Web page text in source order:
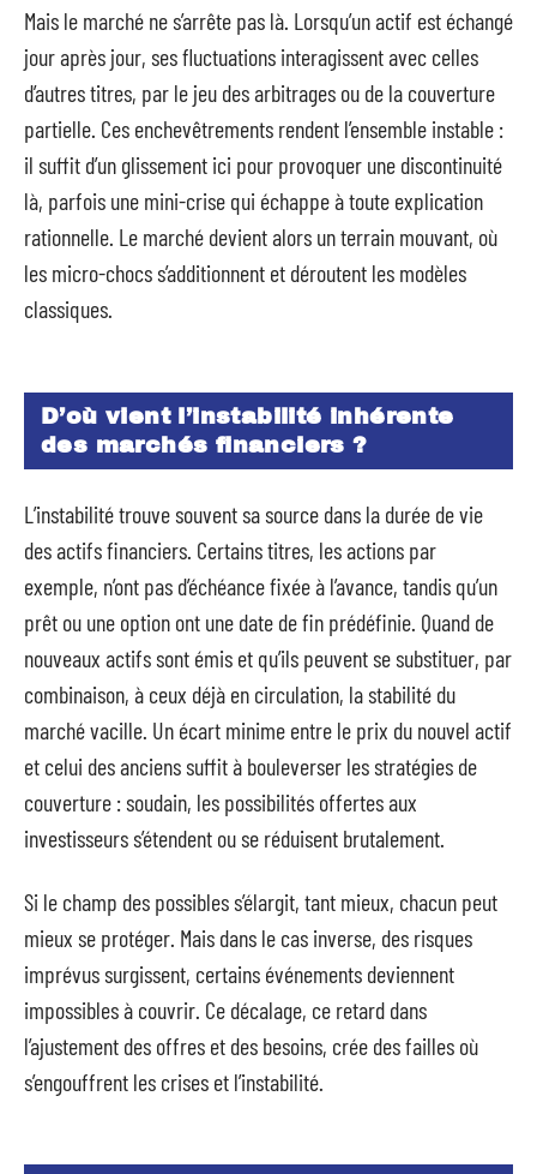
Mais le marché ne s’arrête pas là. Lorsqu’un actif est échangé
jour après jour, ses fluctuations interagissent avec celles
d’autres titres, par le jeu des arbitrages ou de la couverture
partielle. Ces enchevêtrements rendent l’ensemble instable :
il suffit d’un glissement ici pour provoquer une discontinuité
là, parfois une mini-crise qui échappe à toute explication
rationnelle. Le marché devient alors un terrain mouvant, où
les micro-chocs s’additionnent et déroutent les modèles
classiques.
D’où vient l’instabilité inhérente
des marchés financiers ?
L’instabilité trouve souvent sa source dans la durée de vie
des actifs financiers. Certains titres, les actions par
exemple, n’ont pas d’échéance fixée à l’avance, tandis qu’un
prêt ou une option ont une date de fin prédéfinie. Quand de
nouveaux actifs sont émis et qu’ils peuvent se substituer, par
combinaison, à ceux déjà en circulation, la stabilité du
marché vacille. Un écart minime entre le prix du nouvel actif
et celui des anciens suffit à bouleverser les stratégies de
couverture : soudain, les possibilités offertes aux
investisseurs s’étendent ou se réduisent brutalement.
Si le champ des possibles s’élargit, tant mieux, chacun peut
mieux se protéger. Mais dans le cas inverse, des risques
imprévus surgissent, certains événements deviennent
impossibles à couvrir. Ce décalage, ce retard dans
l’ajustement des offres et des besoins, crée des failles où
s’engouffrent les crises et l’instabilité.